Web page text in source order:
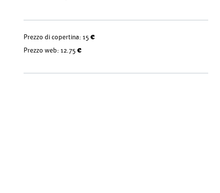
Prezzo di copertina: 15 €
Prezzo web: 12.75 €